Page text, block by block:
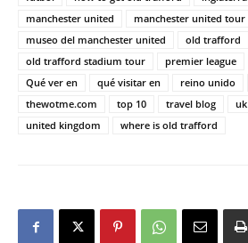
manchester united
manchester united tour
museo del manchester united
old trafford
old trafford stadium tour
premier league
Qué ver en
qué visitar en reino unido
thewotme.com
top 10 travel blog uk
united kingdom
where is old trafford